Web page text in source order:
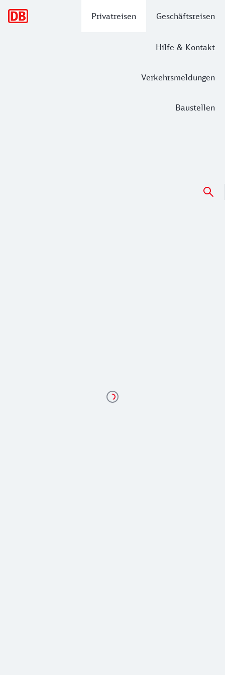
Privatreisen Geschäftsreisen
Hilfe & Kontakt
Verkehrsmeldungen
Baustellen